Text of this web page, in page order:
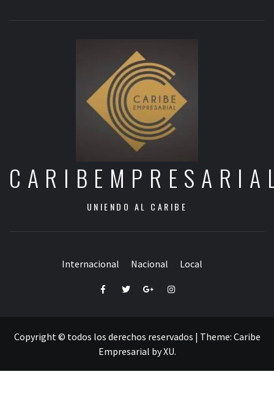
UNIENDO AL CARIBE
Internacional Nacional Local
FacebookTwitterGoogle+Instagram
Copyright © todos los derechos reservados | Theme: Caribe
Empresarial byXU.